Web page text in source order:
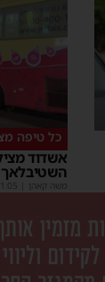
כל טיפה
אשדוד
השטיבלאך
משה קאהן 11:05